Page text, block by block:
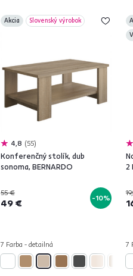
Akcia Slovenský výrobok
4,8 55
Konferenčný stolík, dub
sonoma, BERNARDO
55 €
49 € -10%
7 Farba - detailná
2
7